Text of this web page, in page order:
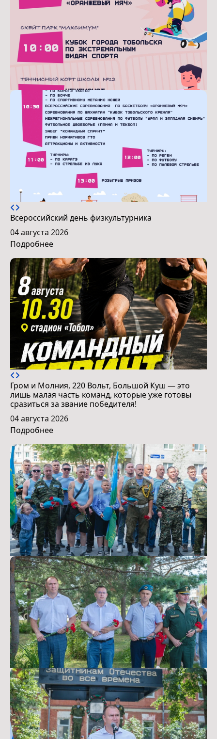
Всероссийский день физкультурника
04 августа 2026
Подробнее
Гром и Молния, 220 Вольт, Большой Куш — это
лишь малая часть команд, которые уже готовы
сразиться за звание победителя!
04 августа 2026
Подробнее